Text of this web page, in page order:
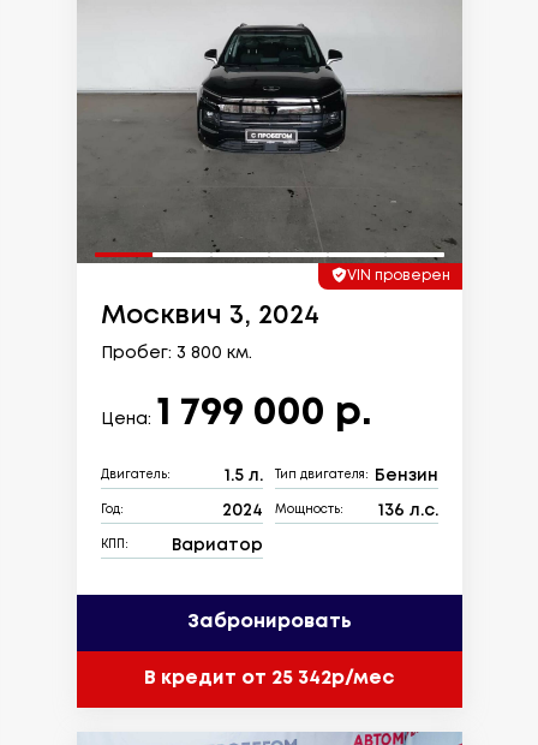
VIN проверен
Москвич 3, 2024
Пробег: 3 800 км.
Цена: 1 799 000 р.
Двигатель: 1.5 л. Тип двигателя: Бензин
Год: 2024 Мощность: 136 л.с.
КПП: Вариатор
Забронировать
В кредит от 25 342р/мес